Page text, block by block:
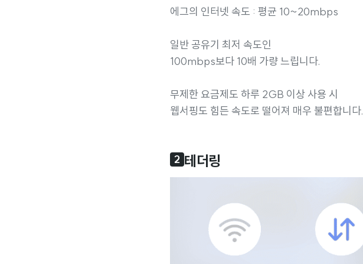
에그의 인터넷 속도 : 평균 10~20mbps
일반 공유기 최저 속도인
100mbps보다 10배 가량 느립니다.
무제한 요금제도 하루 2GB 이상 사용 시
웹서핑도 힘든 속도로 떨어져 매우 불편합니다.
2 테더링